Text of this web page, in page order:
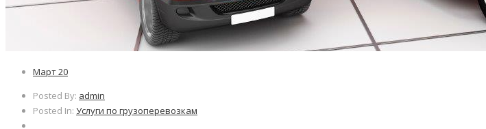
Март20
Posted By: admin
Posted In: Услуги по грузоперевозкам